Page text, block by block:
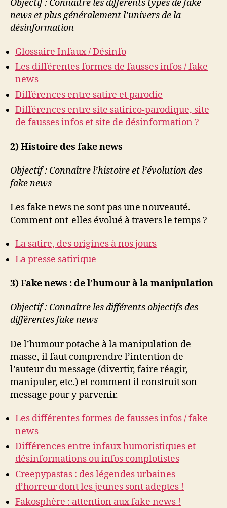
Objectif : Connaître les différents types de fake
newset plus généralement l’univers de la
désinformation
Glossaire Infaux / Désinfo
Les différentes formes de fausses infos / fake
news
Différences entre satire et parodie
Différences entre site satirico-parodique, site
de fausses infos et site de désinformation ?
2) Histoire des fake news
Objectif : Connaître l’histoire et l’évolution des
fake news
Les fake news ne sont pas une nouveauté.
Comment ont-elles évolué à travers le temps ?
La satire, des origines à nos jours
La presse satirique
3) Fake news : de l’humour à la manipulation
Objectif : Connaître les différents objectifs des
différentes fake news
De l’humour potache à la manipulation de
masse, il faut comprendre l’intention de
l’auteur du message (divertir, faire réagir,
manipuler, etc.) et comment il construit son
message pour y parvenir.
Les différentes formes de fausses infos / fake
news
Différences entre infaux humoristiques et
désinformations ou infos complotistes
Creepypastas : des légendes urbaines
d’horreur dont les jeunes sont adeptes !
Fakosphère : attention aux fake news !